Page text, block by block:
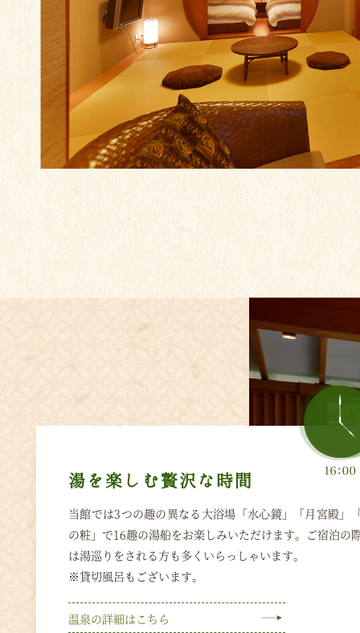
湯を楽しむ贅沢な時間
当館では3つの趣の異なる大浴場「水心鏡」「月宮殿」
の粧」で16趣の湯船をお楽しみいただけます。ご宿泊の
は湯巡りをされる方も多くいらっしゃいます。
※貸切風呂もございます。
温泉の詳細はこちら